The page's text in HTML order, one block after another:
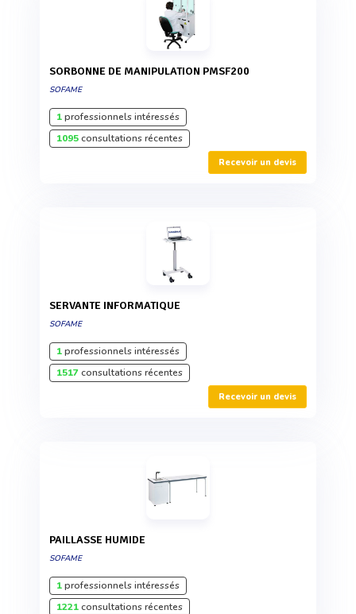
SORBONNE DE MANIPULATION PMSF200
SOFAME
1professionnels intéressés
1095consultations récentes
Recevoir un devis
SERVANTE INFORMATIQUE
SOFAME
1professionnels intéressés
1517consultations récentes
Recevoir un devis
PAILLASSE HUMIDE
SOFAME
1professionnels intéressés
1221consultations récentes